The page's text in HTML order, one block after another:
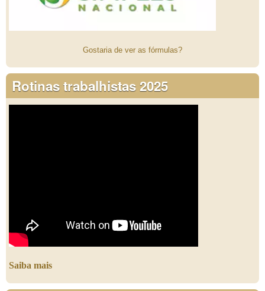
Gostaria de ver as fórmulas?
Rotinas trabalhistas 2025
Saiba mais